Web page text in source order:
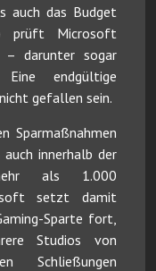
auch das Budget
prüft Microsoft
– darunter sogar
endgültige
gefallen sein.
Sparmaßnahmen
innerhalb der
als 1.000
setzt damit
Sparte fort,
Studios von
Schließungen